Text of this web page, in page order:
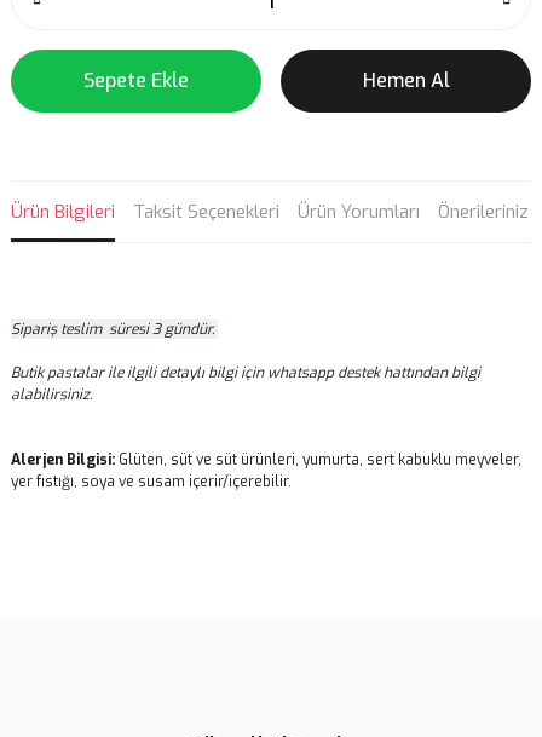
Sepete Ekle Hemen Al
Ürün Bilgileri Taksit Seçenekleri Ürün Yorumları Önerileriniz
Sipariş teslim süresi 3 gündür.
Butik pastalar ile ilgili detaylı bilgi için whatsapp destek hattından bilgi
alabilirsiniz.
Alerjen Bilgisi: Glüten, süt ve süt ürünleri, yumurta, sert kabuklu meyveler,
yer fıstığı, soya ve susam içerir/içerebilir.